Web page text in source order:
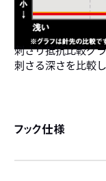
刺さり抵抗比較グ
刺さる深さを比較し
フック仕様